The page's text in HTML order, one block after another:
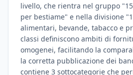
livello, che rientra nel gruppo
per bestiame" e nella divisione
alimentari, bevande, tabacco e
classi definiscono ambiti di
omogenei, facilitando la
la corretta pubblicazione dei
contiene 3 sottocategorie che